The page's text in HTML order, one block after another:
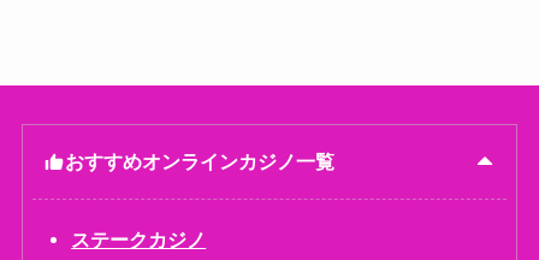
おすすめオンラインカジノ一覧
ステークカジノ